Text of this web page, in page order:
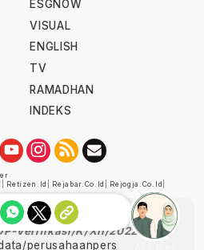
ESGNOW
VISUAL
ENGLISH
TV
RAMADHAN
INDEKS
Retizen.id Rejabar.co.id Rejogja.co.id
oleh Dewan Pers
Verifikasi/K/XII/2022
perusahaanpers